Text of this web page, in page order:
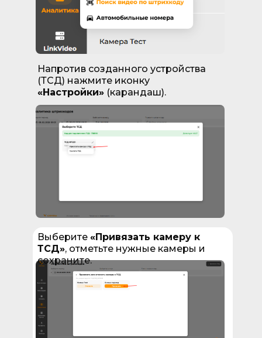
Выберите «Привязать камеру к
ТСД», отметьте нужные камеры и
сохраните.
Напротив созданного устройства
(ТСД) нажмите иконку
«Настройки» (карандаш).